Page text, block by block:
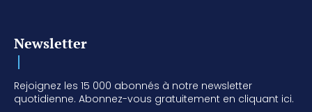
Newsletter
Rejoignez les 15 000 abonnés à notre newsletter
quotidienne. Abonnez-vous gratuitement en cliquant ici.